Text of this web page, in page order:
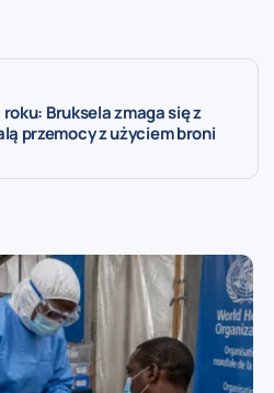
Bruksela zmaga się z
przemocy z użyciem broni